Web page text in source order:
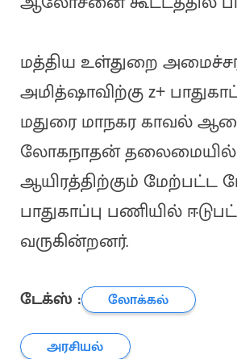
மத்திய உள்துறை
அமித்ஷாவிற்கு z+
மதுரை மாநகர காவல்
லோகநாதன் தலைமையில்
ஆயிரத்திற்கும் மேற்பட்ட
பாதுகாப்பு பணியில்
வருகின்றனர்.
டேக்ஸ் :
லோக்கல்
அரசியல்